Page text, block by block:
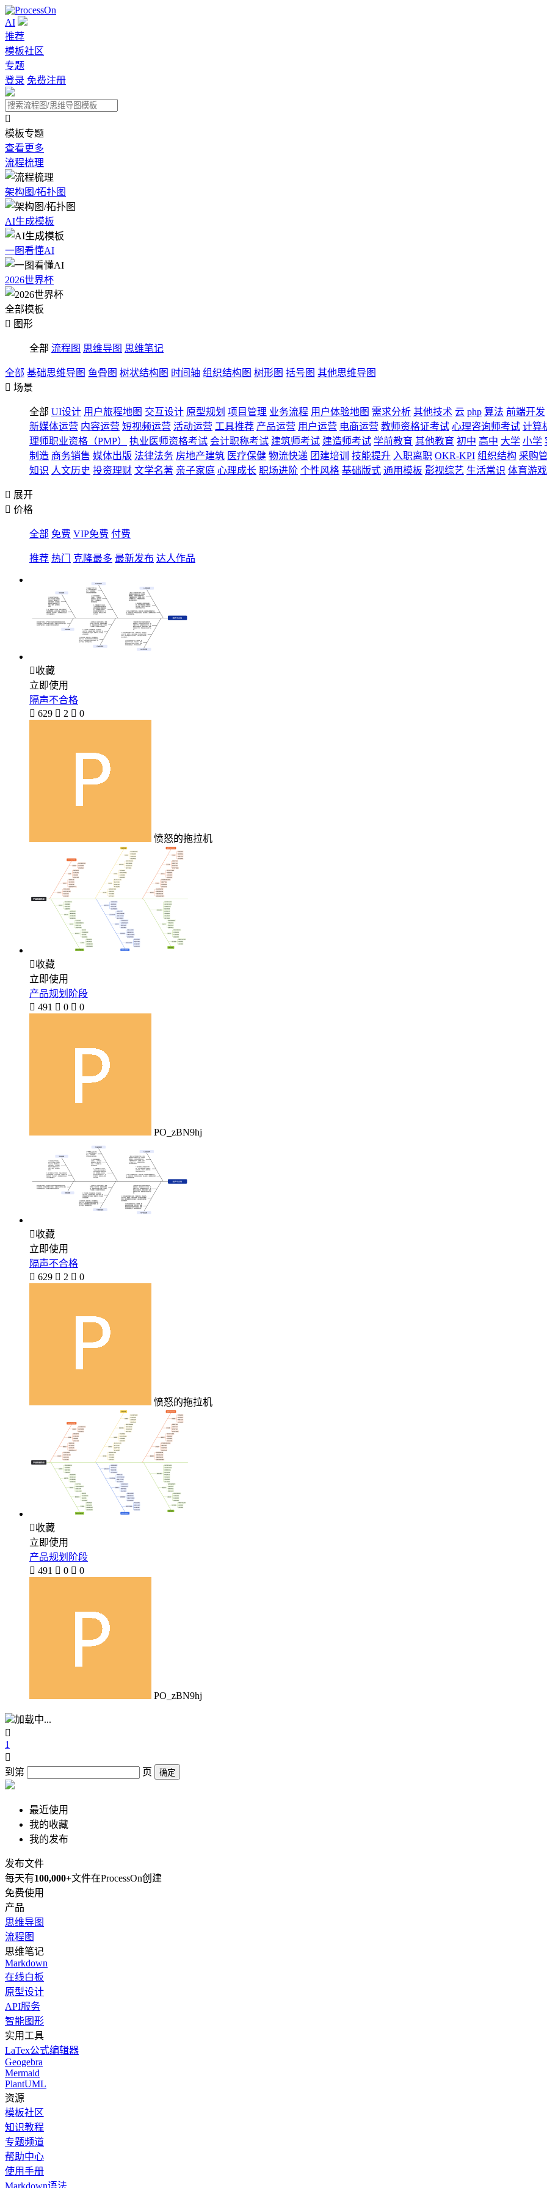
AI
推荐
模板社区
专题
登录 免费注册

模板专题
查看更多
流程梳理
架构图/拓扑图
AI生成模板
一图看懂AI
2026世界杯
全部模板
 图形
全部 流程图 思维导图 思维笔记
全部 基础思维导图 鱼骨图 树状结构图 时间轴 组织结构图 树形图 括号图 其他思维导图
 场景
全部 UI设计 用户旅程地图 交互设计 原型规划 项目管理 业务流程 用户体验地图 需求分析 其他技术 云 php 算法 前端开发
新媒体运营 内容运营 短视频运营 活动运营 工具推荐 产品运营 用户运营 电商运营 教师资格证考试 心理咨询师考试 计算
理师职业资格（PMP）
执业医师资格考试 会计职称考试 建筑师考试 建造师考试 学前教育 其他教育 初中 高中 大学 小学
制造 商务销售 媒体出版 法律法务 房地产建筑 医疗保健 物流快递 团建培训 技能提升 入职离职 OKR-KPI 组织结构 采购
知识 人文历史 投资理财 文学名著 亲子家庭 心理成长 职场进阶 个性风格 基础版式 通用模板 影视综艺 生活常识 体育游戏
 展开
 价格
全部 免费 VIP免费 付费
推荐 热门 克隆最多 最新发布 达人作品
收藏
立即使用
隔声不合格
 629  2  0
愤怒的拖拉机
收藏
立即使用
产品规划阶段
 491  0  0
PO_zBN9hj
收藏
立即使用
隔声不合格
 629  2  0
愤怒的拖拉机
收藏
立即使用
产品规划阶段
 491  0  0
PO_zBN9hj
加载中...

1

到第
页 确定
最近使用
我的收藏
我的发布
发布文件
每天有100,000+文件在ProcessOn创建
免费使用
产品
思维导图
流程图
思维笔记
Markdown
在线白板
原型设计
API服务
智能图形
实用工具
LaTex公式编辑器
Geogebra
Mermaid
PlantUML
资源
模板社区
知识教程
专题频道
帮助中心
使用手册
Markdown语法